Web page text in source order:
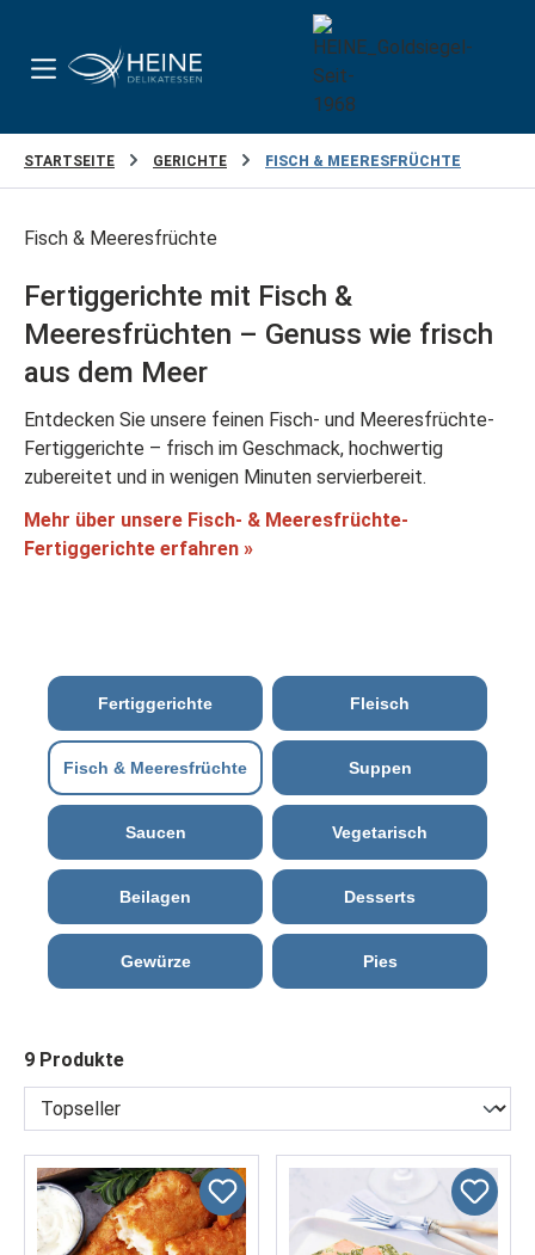
STARTSEITE GERICHTE FISCH & MEERESFRÜCHTE
Fisch & Meeresfrüchte
Fertiggerichte mit Fisch &
Meeresfrüchten – Genuss wie frisch
aus dem Meer
Entdecken Sie unsere feinen Fisch- und Meeresfrüchte-
Fertiggerichte – frisch im Geschmack, hochwertig
zubereitet und in wenigen Minuten servierbereit.
Mehr über unsere Fisch- & Meeresfrüchte-
Fertiggerichte erfahren »
Fertiggerichte Fleisch
Fisch & Meeresfrüchte Suppen
Saucen Vegetarisch
Beilagen Desserts
Gewürze Pies
9 Produkte